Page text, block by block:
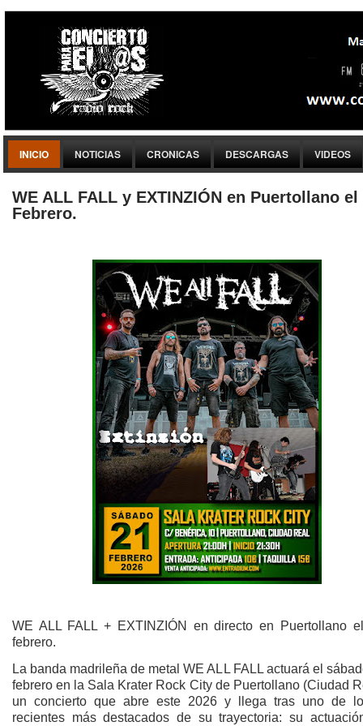
INICIO NOTICIAS CRONICAS DESCARGAS VIDEOS
WE ALL FALL y EXTINZIÓN en Puertollano el
Febrero.
WE ALL FALL + EXTINZIÓN en directo en Puertollano
febrero.
La banda madrileña de metal WE ALL FALL actuará el
febrero en la Sala Krater Rock City de Puertollano (Ciudad
un concierto que abre este 2026 y llega tras uno de
recientes más destacados de su trayectoria: su